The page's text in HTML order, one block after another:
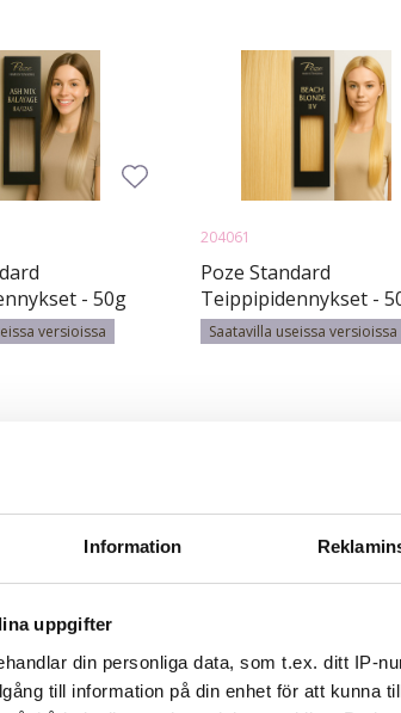
Information
uppgifter
din personliga data, som t.ex. ditt IP-
till information på din enhet för att kunna
- 50g
versioissa
204061
Poze Standard
Teippipidennykset -
Beach Blonde 11V -
Saatavilla useissa versioissa